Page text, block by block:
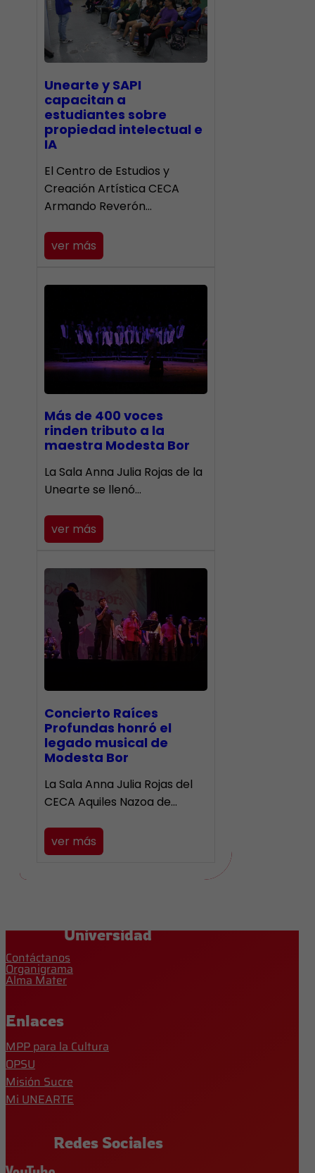
Unearte y SAPI
capacitan a
estudiantes sobre
propiedad intelectual e
IA
El Centro de Estudios y
Creación Artística CECA
Armando Reverón…
ver más
Más de 400 voces
rinden tributo a la
maestra Modesta Bor
​La Sala Anna Julia Rojas de la
Unearte se llenó…
ver más
​Concierto Raíces
Profundas honró el
legado musical de
Modesta Bor
La Sala Anna Julia Rojas del
CECA Aquiles Nazoa de…
ver más
Universidad
Contáctanos
Organigrama
Alma Mater
Enlaces
MPP para la Cultura
OPSU
Misión Sucre
Mi UNEARTE
Redes Sociales